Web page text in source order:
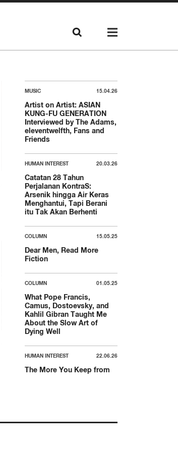
MUSIC 15.04.26
Artist on Artist: ASIAN
KUNG-FU GENERATION
Interviewed by The Adams,
eleventwelfth, Fans and
Friends
HUMAN INTEREST 20.03.26
Catatan 28 Tahun
Perjalanan KontraS:
Arsenik hingga Air Keras
Menghantui, Tapi Berani
itu Tak Akan Berhenti
COLUMN 15.05.25
Dear Men, Read More
Fiction
COLUMN 01.05.25
What Pope Francis,
Camus, Dostoevsky, and
Kahlil Gibran Taught Me
About the Slow Art of
Dying Well
HUMAN INTEREST 22.06.26
The More You Keep from
Make Climate Activism